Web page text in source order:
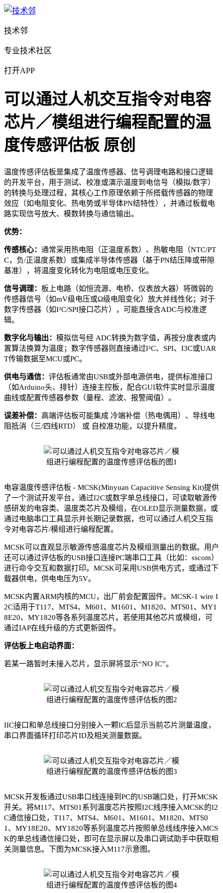
技术邻
专业技术社区
打开APP
可以通过人机交互指令对电容
芯片／模组进行编程配置的温
度传感评估板 原创
温度传感评估板是集成了温度传感器、信号调理电路和接口逻辑
的开发平台，用于测试、校准或演示温度到电信号（模拟/数字）
的转换与处理过程，其核心工作原理依赖于所搭载传感器的物理
效应（如电阻变化、热电势或半导体PN结特性），并通过板载电
路实现信号放大、模数转换与通信输出。‌
优势：
传感核心‌： 通常采用‌热电阻（正温度系数）、热敏电阻（NTC/PT
C，负/正温度系数）或集成半导体传感器（基于PN结压降或带隙
基准）‌，将温度变化转化为电阻或电压变化。
信号调理‌： 板上电路（如恒流源、电桥、仪表放大器）将微弱的
传感器信号（如mV级电压或Ω级电阻变化）放大并线性化；对于
数字传感器（如I²C/SPI接口芯片），可能直接含ADC与校准逻
辑。
数字化与输出‌： 模拟信号经 ‌ADC转换为数字值‌，再按分度表或内
置算法换算为温度；数字传感器则直接通过‌I²C、SPI、I3C或UAR
T‌传输数据至MCU或PC。
供电与通信‌： 评估板通常由USB或外部电源供电，提供标准接口
（如Arduino头、排针）连接主控板，配合GUI软件实时显示温度
曲线或配置传感器参数（量程、滤波、报警阈值）。
误差补偿‌： 高端评估板可能集成 ‌冷端补偿（热电偶用）‌、‌导线电
阻抵消（三/四线RTD）‌ 或 ‌自校准功能‌，以提升精度。‌
电容温度传感评估板 - MCSK(Minyuan Capacitive Sensing Kit)提供
了一个测试开发平台，通过I2C或数字单总线接口，可读取敏源传
感研发的电容类、温度类芯片及模组，在OLED显示测量数据，或
通过电脑串口工具显示并长期记录数据，也可以通过人机交互指
令对电容芯片/模组进行编程配置。
MCSK可以直观显示敏源传感温度芯片及模组测量出的数据。用户
还可以通过评估板的USB接口连接PC端串口工具（比如：sscom）
进行命令交互和数据打印。MCSK可采用USB供电方式，或通过下
载器供电，供电电压为5V。
MCSK内置ARM内核的MCU，出厂前会配置固件。MCSK-1 wire I
2C适用于T117、MTS4、M601、M1601、M1820、MTS01、MY1
8E20、MY1820等各系列温度芯片。若使用其他芯片或模组，可
通过IAP在线升级的方式更新固件。
评估板上电启动界面：
若某一路暂时未接入芯片，显示屏将显示“NO IC”。
IIC接口和单总线接口分别接入一颗IC后显示当前芯片测量温度，
串口界面循环打印芯片ID及相关测量数据。
MCSK开发板通过USB串口线连接到PC的USB端口处，打开MCSK
开关。将M117、MTS01系列温度芯片按照I2C线序接入MCSK的I2
C通信接口处，T117、MTS4、M601、M1601、M1820、MTS0
1、MY18E20、MY1820等系列温度芯片按照单总线线序接入MCS
K的单总线通信接口处，即可在显示屏以及串口调试助手中获取相
关测量信息。下图为MCSK接入M117示意图。